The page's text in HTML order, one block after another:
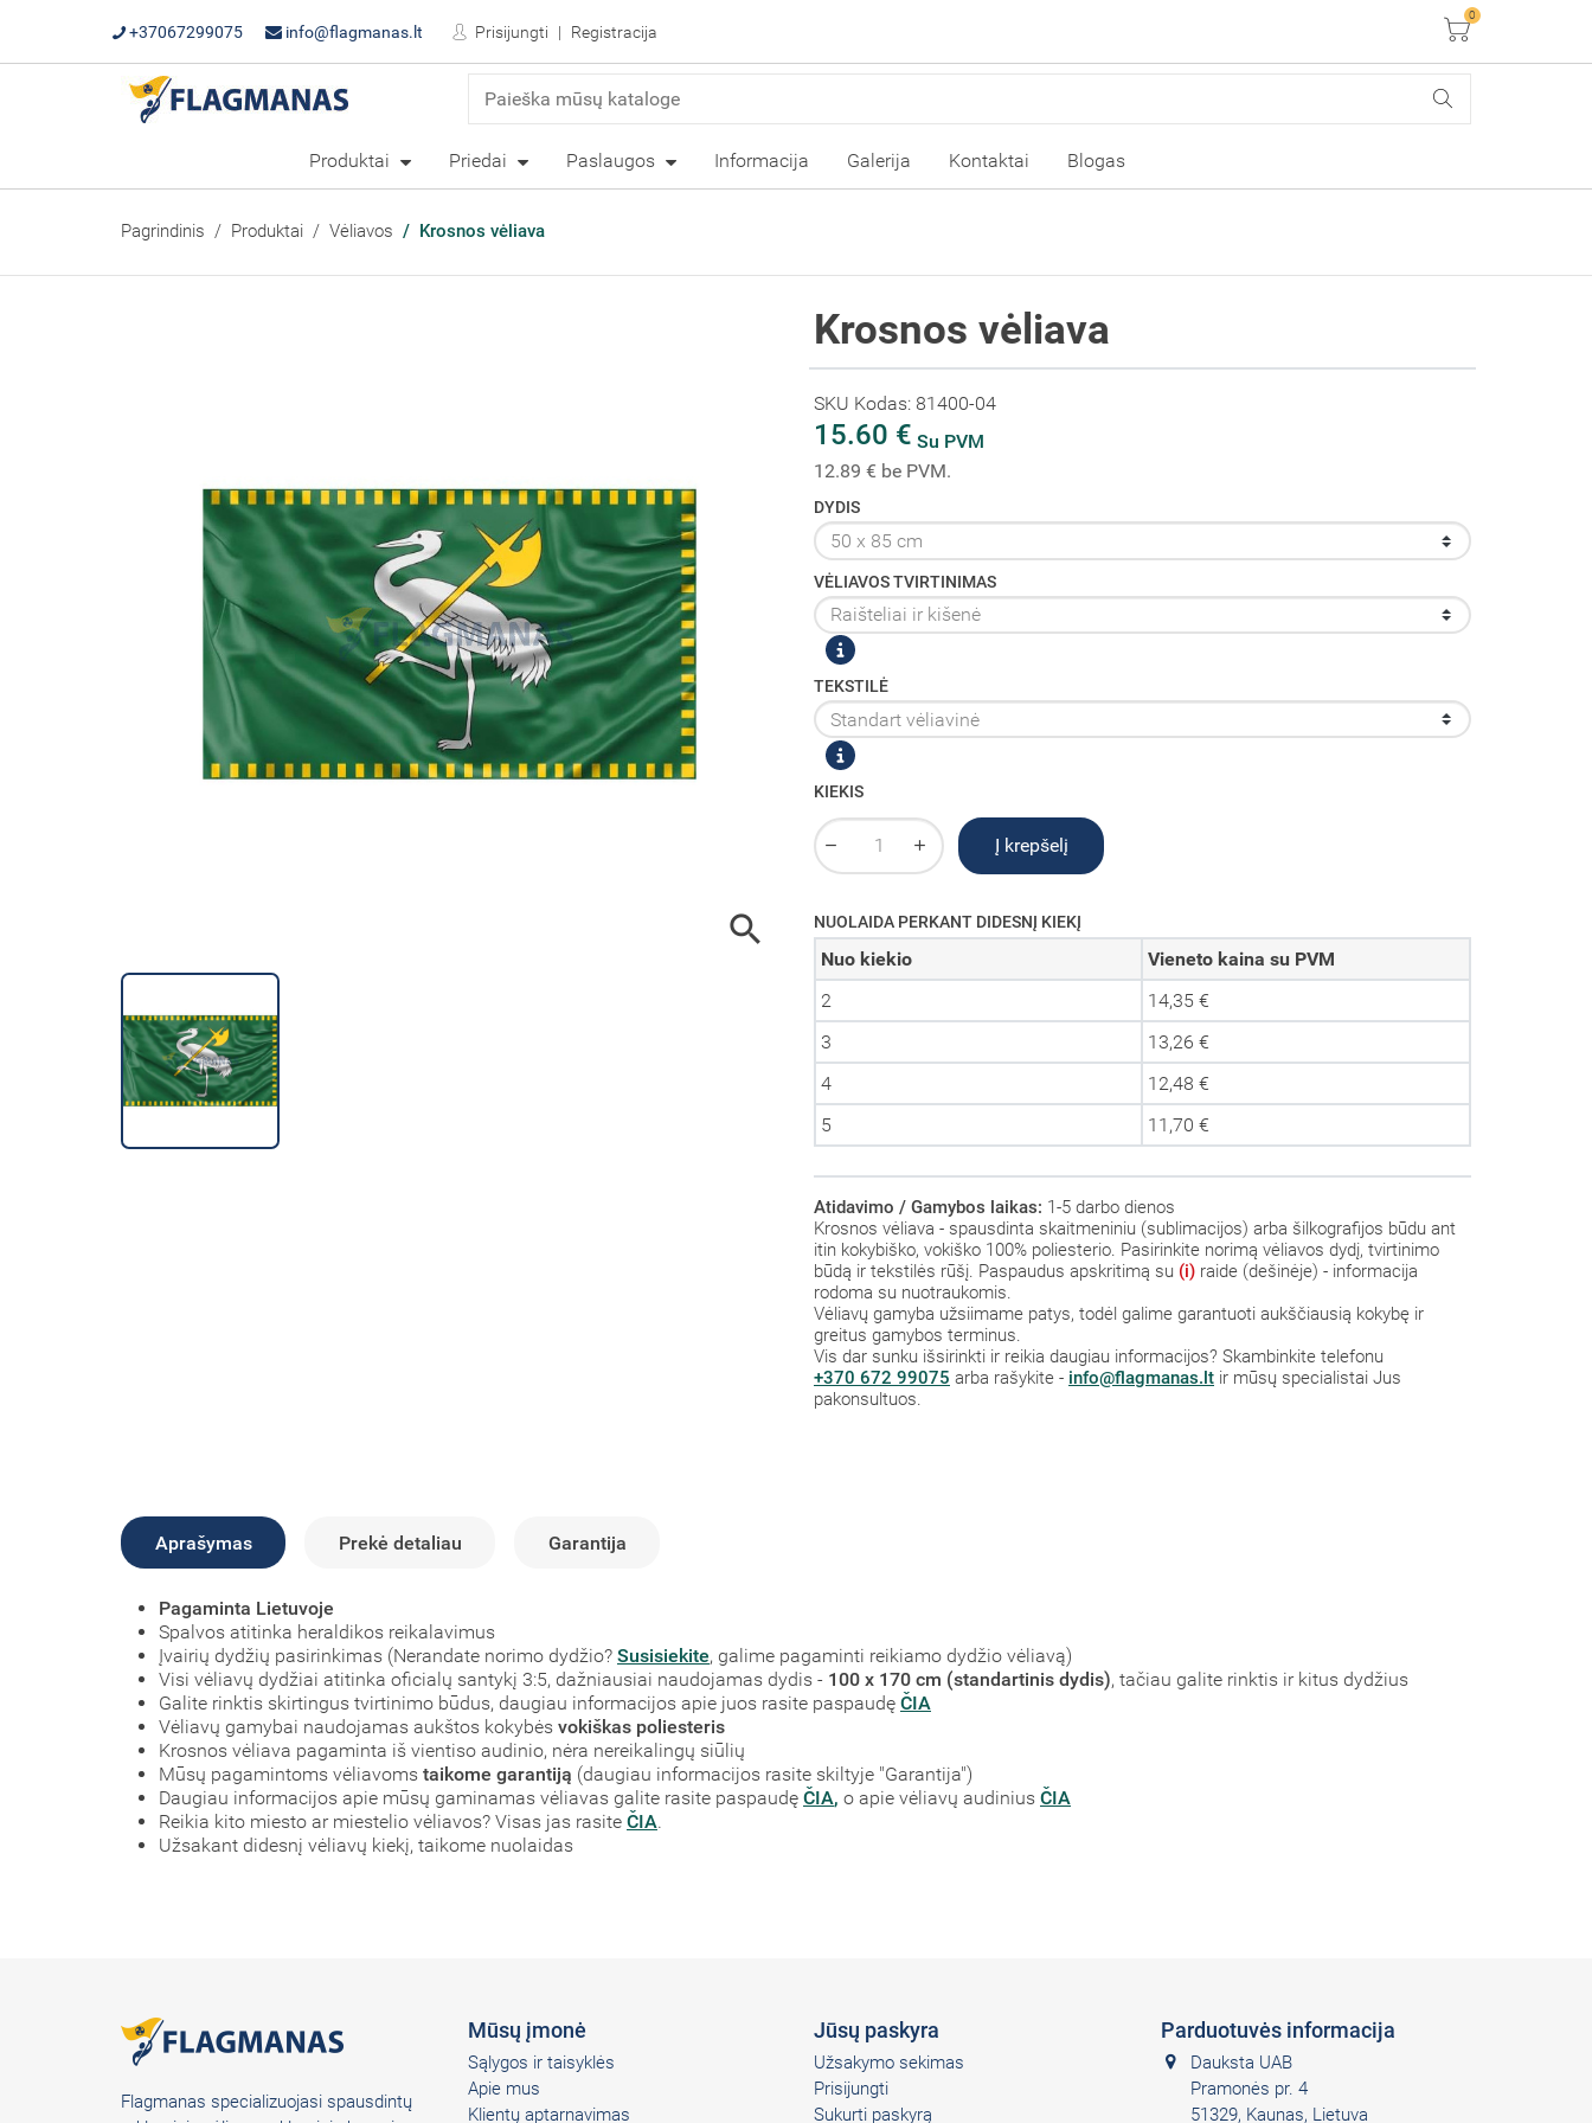
+37067299075 info@flagmanas.lt Prisijungti Registracija Krepšelis
0
Produktai Priedai Paslaugos Informacija Galerija Kontaktai Blogas
Pagrindinis Produktai Vėliavos Krosnos vėliava

Krosnos vėliava
SKU Kodas: 81400-04
15.60 € Su PVM
12.89 € be PVM.
DYDIS
VĖLIAVOS TVIRTINIMAS
TEKSTILĖ
KIEKIS
Į krepšelį
NUOLAIDA PERKANT DIDESNĮ KIEKĮ
Nuo kiekio
Vieneto kaina su PVM
2
14,35 €
3
13,26 €
4
12,48 €
5
11,70 €
Atidavimo / Gamybos laikas: 1-5 darbo dienos
Krosnos vėliava - spausdinta skaitmeniniu (sublimacijos) arba šilkografijos būdu ant
itin kokybiško, vokiško 100% poliesterio. Pasirinkite norimą vėliavos dydį, tvirtinimo
būdą ir tekstilės rūšį. Paspaudus apskritimą su (i) raide (dešinėje) - informacija
rodoma su nuotraukomis.
Vėliavų gamyba užsiimame patys, todėl galime garantuoti aukščiausią kokybę ir
greitus gamybos terminus.
Vis dar sunku išsirinkti ir reikia daugiau informacijos? Skambinkite telefonu
+370 672 99075 arba rašykite - info@flagmanas.lt ir mūsų specialistai Jus
pakonsultuos.
Aprašymas Prekė detaliau Garantija
Pagaminta Lietuvoje
Spalvos atitinka heraldikos reikalavimus
Įvairių dydžių pasirinkimas (Nerandate norimo dydžio? Susisiekite, galime pagaminti reikiamo dydžio vėliavą)
Visi vėliavų dydžiai atitinka oficialų santykį 3:5, dažniausiai naudojamas dydis - 100 x 170 cm (standartinis dydis), tačiau galite rinktis ir kitus dydžius
Galite rinktis skirtingus tvirtinimo būdus, daugiau informacijos apie juos rasite paspaudę ČIA
Vėliavų gamybai naudojamas aukštos kokybės vokiškas poliesteris
Krosnos vėliava pagaminta iš vientiso audinio, nėra nereikalingų siūlių
Mūsų pagamintoms vėliavoms taikome garantiją (daugiau informacijos rasite skiltyje "Garantija")
Daugiau informacijos apie mūsų gaminamas vėliavas galite rasite paspaudę ČIA, o apie vėliavų audinius ČIA
Reikia kito miesto ar miestelio vėliavos? Visas jas rasite ČIA.
Užsakant didesnį vėliavų kiekį, taikome nuolaidas
Flagmanas specializuojasi spausdintų
Mūsų įmonė
Sąlygos ir taisyklės
Apie mus
Klientų aptarnavimas
Jūsų paskyra
Užsakymo sekimas
Prisijungti
Sukurti paskyrą
Parduotuvės informacija
Dauksta UAB
Pramonės pr. 4
51329, Kaunas, Lietuva